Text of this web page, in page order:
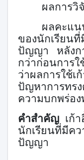
ผลการวิ
ผลคะแน
ของนักเรียน
ปัญญา หลังกา
กว่าก่อนการใ
ว่าผลการใช้เ
ปัญหาการทร
ความบกพร่อ
คำสำคัญ เก้
นักเรียนที่มีค
ปัญญา